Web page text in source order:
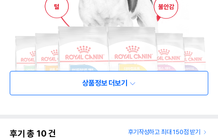
상품정보 더보기
후기 총 10건 후기작성하고 최대 150점 받기